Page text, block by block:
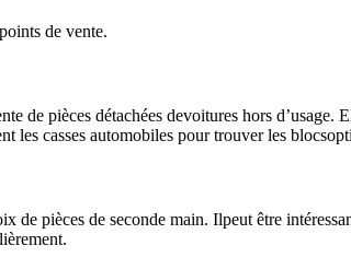
de vente.
de pièces détachées devoitures hors
les casses automobiles pour trouver les
de pièces de seconde main. Ilpeut être